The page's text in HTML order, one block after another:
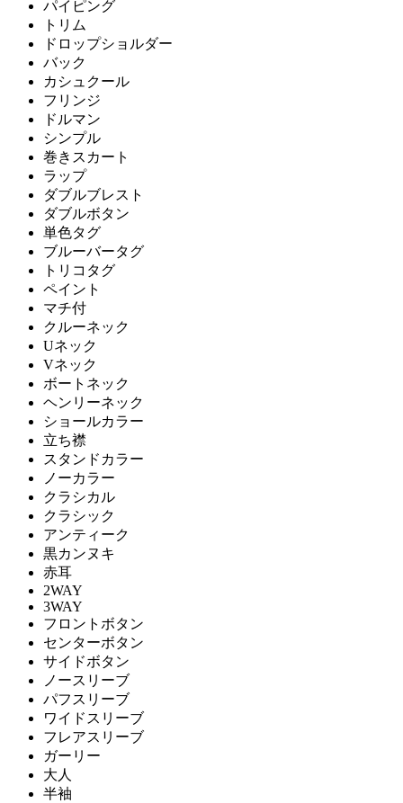
パイピング
トリム
ドロップショルダー
バック
カシュクール
フリンジ
ドルマン
シンプル
巻きスカート
ラップ
ダブルブレスト
ダブルボタン
単色タグ
ブルーバータグ
トリコタグ
ペイント
マチ付
クルーネック
Uネック
Vネック
ボートネック
ヘンリーネック
ショールカラー
立ち襟
スタンドカラー
ノーカラー
クラシカル
クラシック
アンティーク
黒カンヌキ
赤耳
2WAY
3WAY
フロントボタン
センターボタン
サイドボタン
ノースリーブ
パフスリーブ
ワイドスリーブ
フレアスリーブ
ガーリー
大人
半袖